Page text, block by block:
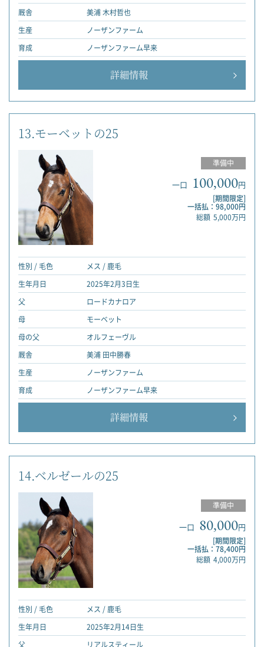
厩舎
美浦 木村哲也
生産
ノーザンファーム
育成
ノーザンファーム早来
詳細情報
13.モーベットの25
準備中
一口 100,000円
[期間限定]
一括払：98,000円
総額 5,000万円
性別 / 毛色
メス / 鹿毛
生年月日
2025年2月3日生
父
ロードカナロア
母
モーベット
母の父
オルフェーヴル
厩舎
美浦 田中勝春
生産
ノーザンファーム
育成
ノーザンファーム早来
詳細情報
14.ベルゼールの25
準備中
一口 80,000円
[期間限定]
一括払：78,400円
総額 4,000万円
性別 / 毛色
メス / 鹿毛
生年月日
2025年2月14日生
父
リアルスティール